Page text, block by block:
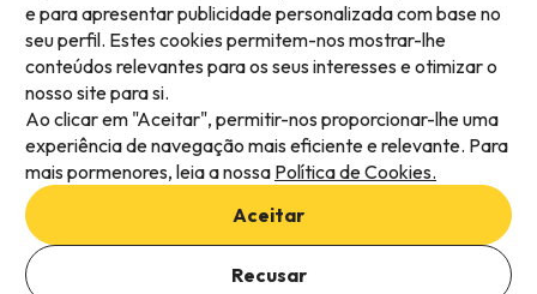
Adicionar datas para verificar a disponibilidade
Métodos de pagamento disponíveis
Termos e condições gerais
Privacidade dos dados
Política de cookies
e para apresentar publicidade personalizada com base no
seu perfil. Estes cookies permitem-nos mostrar-lhe
conteúdos relevantes para os seus interesses e otimizar o
nosso site para si.
Ao clicar em "Aceitar", permitir-nos proporcionar-lhe uma
experiência de navegação mais eficiente e relevante. Para
mais pormenores, leia a nossa Política de Cookies.
Aceitar
Recusar